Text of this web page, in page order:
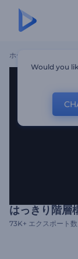
ホーム
はっきり階層
73K+ エクスポート数
Would you